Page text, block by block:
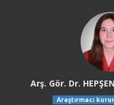
Arş. Gör. Dr.
Araştırmacı